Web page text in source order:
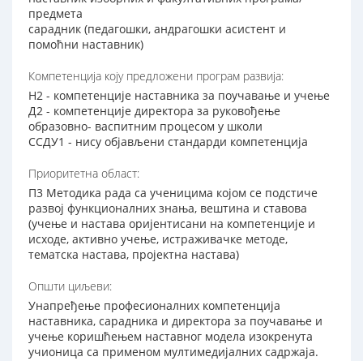
предмета
сарадник (педагошки, андрагошки асистент и
помоћни наставник)
Компетенција коју предложени програм развија:
Н2 - компетенције наставника за поучавање и учење
Д2 - компетенције директора за руковођење
образовно- васпитним процесом у школи
ССДУ1 - нису објављени стандарди компетенција
Приоритетна област:
П3 Методика рада са ученицима којом се подстиче
развој функционалних знања, вештина и ставова
(учење и настава оријентисани на компетенције и
исходе, активно учење, истраживачке методе,
тематска настава, пројектна настава)
Општи циљеви:
Унапређење професионалних компетенција
наставника, сарадника и директора за поучавање и
учење коришћењем наставног модела изокренута
учионица са применом мултимедијалних садржаја.